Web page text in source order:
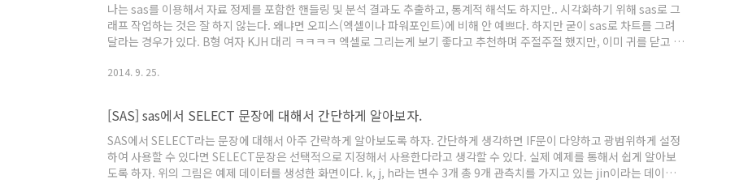
나는 sas를 이용해서 자료 정제를 포함한 핸들링 및 분석 결과도 추출하고, 통계적 해석도 하지만.. 시각화하기 위해 sas로 그
래프 작업하는 것은 잘 하지 않는다. 왜냐면 오피스(엑셀이나 파워포인트)에 비해 안 예쁘다. 하지만 굳이 sas로 차트를 그려
달라는 경우가 있다. B형 여자 KJH 대리 ㅋㅋㅋㅋ 엑셀로 그리는게 보기 좋다고 추천하며 주절주절 했지만, 이미 귀를 닫고 있
딩은 아래와 같다. data ex; input a$@@; cards; 1 2 2 2 1 1 1 1 3 3 3 3 4 4 5 5 5 5 5 5 5 ; run; proc freq data=ex
2014. 9. 25.
[SAS] sas에서 SELECT 문장에 대해서 간단하게 알아보자.
SAS에서 SELECT라는 문장에 대해서 아주 간략하게 알아보도록 하자. 간단하게 생각하면 IF문이 다양하고 광범위하게 설정
하여 사용할 수 있다면 SELECT문장은 선택적으로 지정해서 사용한다라고 생각할 수 있다. 실제 예제를 통해서 쉽게 알아보
도록 하자. 위의 그림은 예제 데이터를 생성한 화면이다. k, j, h라는 변수 3개 총 9개 관측치를 가지고 있는 jin이라는 데이터